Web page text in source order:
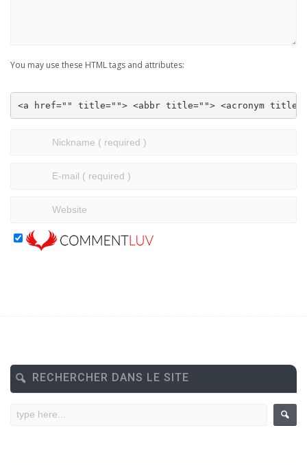
You may use these HTML tags and attributes:
<a href="" title=""> <abbr title=""> <acronym
RECHERCHER DANS LE SITE